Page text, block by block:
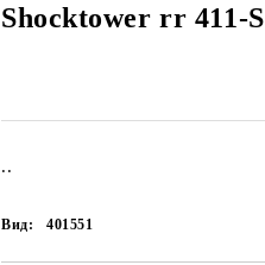
Shocktower rr 411-S
..
Вид: 401551